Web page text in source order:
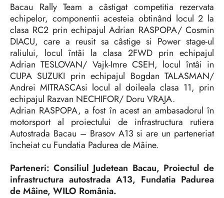
Bacau Rally Team a câstigat competitia rezervata
echipelor, componentii acesteia obtinând locul 2 la
clasa RC2 prin echipajul Adrian RASPOPA/ Cosmin
DIACU, care a reusit sa câstige si Power stage-ul
raliului, locul întâi la clasa 2FWD prin echipajul
Adrian TESLOVAN/ Vajk-Imre CSEH, locul întâi in
CUPA SUZUKI prin echipajul Bogdan TALASMAN/
Andrei MITRASCAsi locul al doileala clasa 11, prin
echipajul Razvan NECHIFOR/ Doru VRAJA.
Adrian RASPOPA, a fost în acest an ambasadorul în
motorsport al proiectului de infrastructura rutiera
Autostrada Bacau – Brasov A13 si are un parteneriat
încheiat cu Fundatia Padurea de Mâine.
Parteneri: Consiliul Judetean Bacau, Proiectul de
infrastructura autostrada A13, Fundatia Padurea
de Mâine, WILO România.